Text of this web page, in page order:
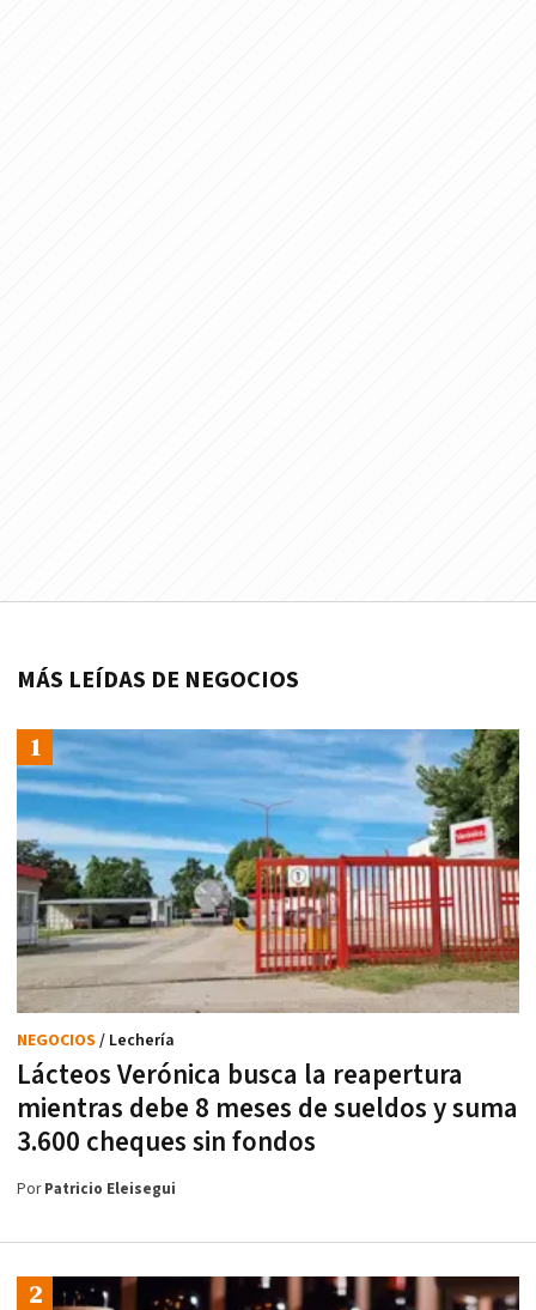
MÁS LEÍDAS DE NEGOCIOS
Lácteos Verónica busca la reapertura
mientras debe 8 meses de sueldos y suma
3.600 cheques sin fondos
NEGOCIOS / Lechería
PorPatricio Eleisegui